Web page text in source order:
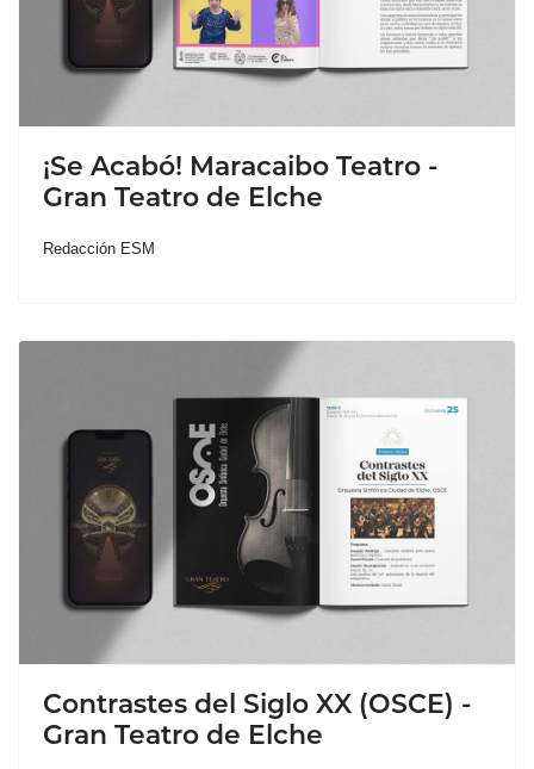
¡Se Acabó! Maracaibo Teatro -
Gran Teatro de Elche
Redacción ESM
Contrastes del Siglo XX (OSCE) -
Gran Teatro de Elche